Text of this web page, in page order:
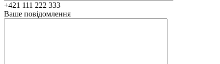
+421 111 222 333
Ваше повідомлення